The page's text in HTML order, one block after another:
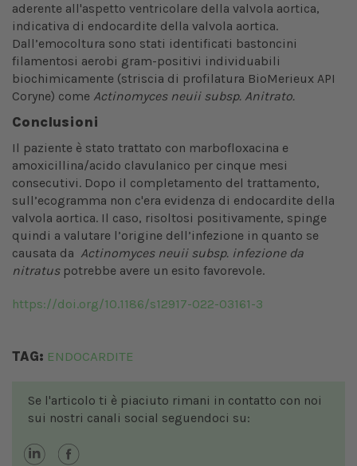
aderente all'aspetto ventricolare della valvola aortica,
indicativa di endocardite della valvola aortica.
Dall’emocoltura sono stati identificati bastoncini
filamentosi aerobi gram-positivi individuabili
biochimicamente (striscia di profilatura BioMerieux API
Coryne) come Actinomyces neuii subsp. Anitrato.
Conclusioni
Il paziente è stato trattato con marbofloxacina e
amoxicillina/acido clavulanico per cinque mesi
consecutivi. Dopo il completamento del trattamento,
sull’ecogramma non c'era evidenza di endocardite della
valvola aortica. Il caso, risoltosi positivamente, spinge
quindi a valutare l’origine dell’infezione in quanto se
causata da Actinomyces neuii subsp. infezione da
nitratuspotrebbe avere un esito favorevole.
https://doi.org/10.1186/s12917-022-03161-3
TAG: ENDOCARDITE
Se l'articolo ti è piaciuto rimani in contatto con noi
sui nostri canali social seguendoci su: